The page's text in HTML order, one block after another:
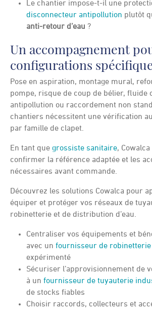
Le chantier impose-t-il une
disconnecteur antipollution plutôt
anti-retour d’eau ?
Un accompagnement
configurations
Pose en aspiration, montage mural,
pompe, risque de coup de bélier, fluide
antipollution ou raccordement non
chantiers nécessitent une vérification
par famille de clapet.
En tant que grossiste sanitaire,
confirmer la référence adaptée et les
nécessaires avant commande.
Découvrez les solutions Cowalca pour
équiper et protéger vos réseaux de
robinetterie et de distribution d’eau.
Centraliser vos équipements et
avec un fournisseur de
expérimenté
Sécuriser l’approvisionnement de
à un fournisseur de tuyauterie
de stocks fiables
Choisir raccords, collecteurs et